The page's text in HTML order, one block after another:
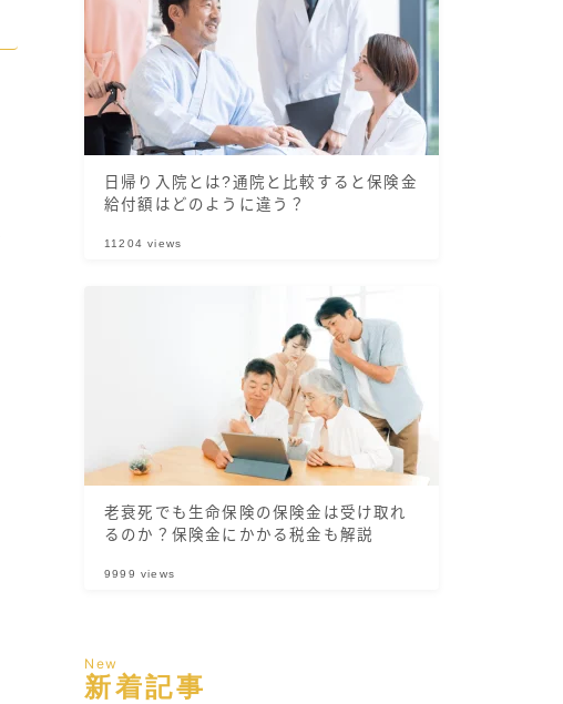
日帰り入院とは?通院と比較すると保険金
給付額はどのように違う？
11204 views
老衰死でも生命保険の保険金は受け取れ
るのか？保険金にかかる税金も解説
9999 views
New
新着記事